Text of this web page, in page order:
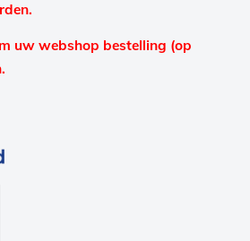
uw webshop bestelling (op